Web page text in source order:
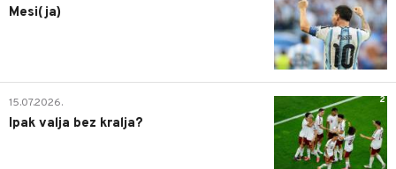
Mesi(ja)
2
15.07.2026.
Ipak valja bez kralja?